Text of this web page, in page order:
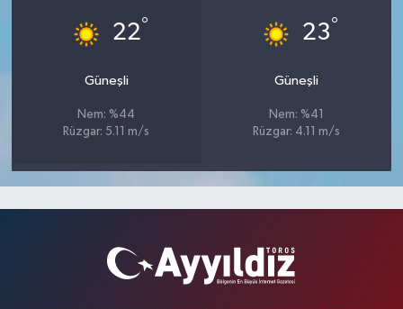
22°
Güneşli
Nem: %44
Rüzgar: 5.11 m/s
23°
Güneşli
Nem: %41
Rüzgar: 4.11 m/s